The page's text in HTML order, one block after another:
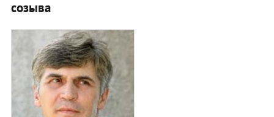
созыва